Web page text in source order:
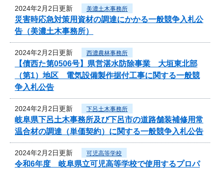
2024年2月2日更新 美濃土木事務所
災害時応急対策用資材の調達にかかる一般競争入札公
告（美濃土木事務所）
2024年2月2日更新 西濃農林事務所
【債西た第0506号】県営湛水防除事業 大垣東北部
（第1）地区 電気設備製作据付工事に関する一般競
争入札公告
2024年2月2日更新 下呂土木事務所
岐阜県下呂土木事務所及び下呂市の道路舗装補修用常
温合材の調達（単価契約）に関する一般競争入札公告
2024年2月2日更新 可児高等学校
令和6年度 岐阜県立可児高等学校で使用するプロパ